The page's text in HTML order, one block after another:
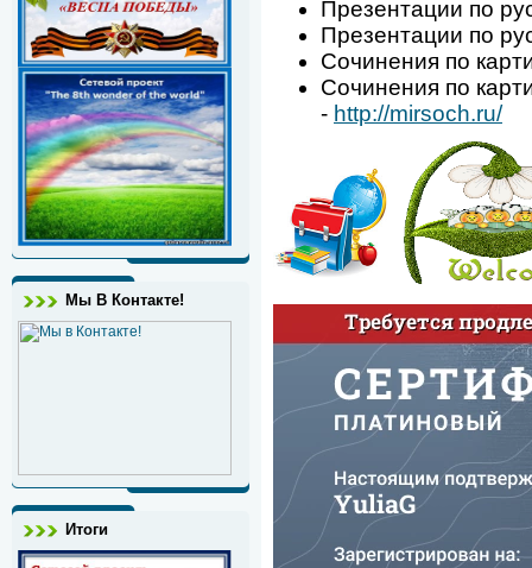
Мы В Контакте!
Итоги
Презентации по
Презентации по
Сочинения по
Сочинения по
- http://mirsoch.ru/